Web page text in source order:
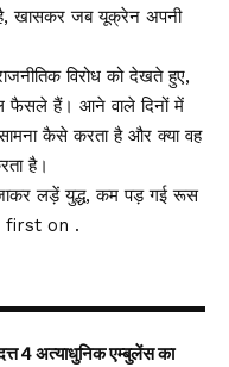
खासकर जब यूक्रेन अपनी
विरोध को देखते हुए,
फैसले हैं। आने वाले दिनों में
कैसे करता है और क्या वह
है।
लड़ें युद्ध, कम पड़ गई रूस
first on .
4 अत्याधुनिक एम्बुलेंस का